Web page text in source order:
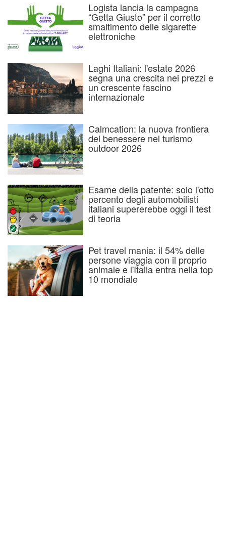
Logista lancia la campagna
“Getta Giusto” per il corretto
smaltimento delle sigarette
elettroniche
Laghi Italiani: l'estate 2026
segna una crescita nei prezzi e
un crescente fascino
internazionale
Calmcation: la nuova frontiera
del benessere nel turismo
outdoor 2026
Esame della patente: solo l'otto
percento degli automobilisti
italiani supererebbe oggi il test
di teoria
Pet travel mania: il 54% delle
persone viaggia con il proprio
animale e l'Italia entra nella top
10 mondiale